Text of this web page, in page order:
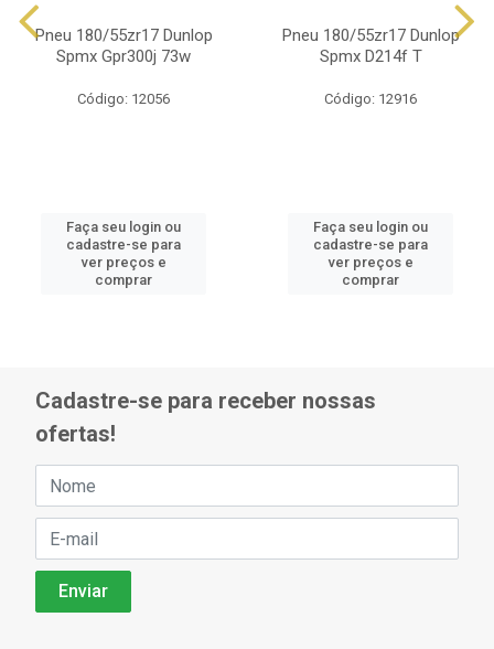
Pneu 180/55zr17 Dunlop
Spmx Gpr300j 73w
Código: 12056
Faça seu login ou
cadastre-se para
ver preços e
comprar
Pneu 180/55zr17 Dunlop
Spmx D214f T
Código: 12916
Faça seu login ou
cadastre-se para
ver preços e
comprar
Cadastre-se para receber nossas
ofertas!